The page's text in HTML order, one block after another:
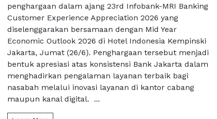
penghargaan dalam ajang 23rd Infobank-MRI Banking
Customer Experience Appreciation 2026 yang
diselenggarakan bersamaan dengan Mid Year
Economic Outlook 2026 di Hotel Indonesia Kempinski
Jakarta, Jumat (26/6). Penghargaan tersebut menjadi
bentuk apresiasi atas konsistensi Bank Jakarta dalam
menghadirkan pengalaman layanan terbaik bagi
nasabah melalui inovasi layanan di kantor cabang
maupun kanal digital. ...